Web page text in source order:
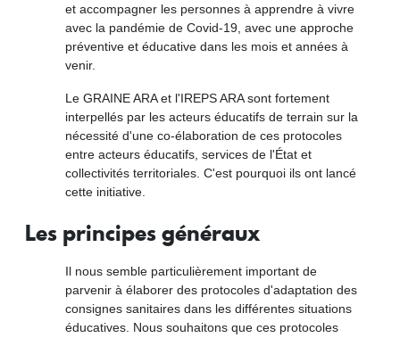
et accompagner les personnes à apprendre à vivre
avec la pandémie de Covid-19, avec une approche
préventive et éducative dans les mois et années à
venir.
Le GRAINE ARA et l'IREPS ARA sont fortement
interpellés par les acteurs éducatifs de terrain sur la
nécessité d'une co-élaboration de ces protocoles
entre acteurs éducatifs, services de l'État et
collectivités territoriales. C'est pourquoi ils ont lancé
cette initiative.
Les principes généraux
Il nous semble particulièrement important de
parvenir à élaborer des protocoles d'adaptation des
consignes sanitaires dans les différentes situations
éducatives. Nous souhaitons que ces protocoles